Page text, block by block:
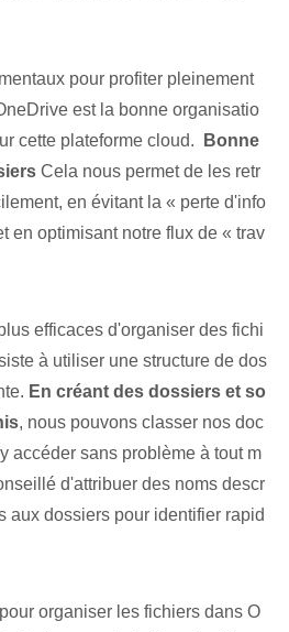
pour profiter pleinement
est la bonne organisatio
cette plateforme cloud.
Bonne
Cela nous permet de les retr
en évitant la « perte d'info
en optimisant notre flux de « trav
efficaces d'organiser des fichi
à utiliser une structure de dos
En créant des dossiers et so
, nous pouvons classer nos doc
accéder sans problème à tout m
d'attribuer des noms descr
aux dossiers pour ⁢identifier rapid
organiser les fichiers dans O